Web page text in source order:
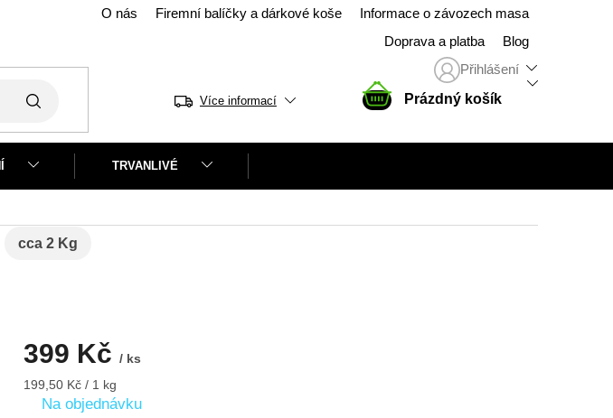
O nás Firemní balíčky a dárkové koše
Informace o závozech masa
Doprava a platba
Blog
Přihlášení
Více informací
NÁKUPNÍ
KOŠÍK
Prázdný košík
TRVANLIVÉ
cca 2 Kg
399 Kč / ks
Měrná
cena:
199,50 Kč / 1 kg
Na objednávku